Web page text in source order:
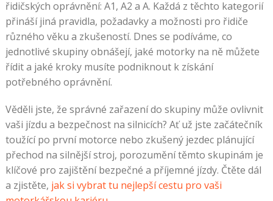
řidičských oprávnění: A1, A2 a A. Každá z těchto kategorií
přináší jiná pravidla, požadavky a možnosti pro řidiče
různého věku a zkušeností. Dnes se podíváme, co
jednotlivé skupiny obnášejí, jaké motorky na ně můžete
řídit a jaké kroky musíte podniknout k získání
potřebného oprávnění.
Věděli jste, že správné zařazení do skupiny může ovlivnit
vaši jízdu a bezpečnost na silnicích? Ať už jste začátečník
toužící po první motorce nebo zkušený jezdec plánující
přechod na silnější stroj, porozumění těmto skupinám je
klíčové pro zajištění bezpečné a příjemné jízdy. Čtěte dál
a zjistěte, jak si vybrat tu nejlepší cestu pro vaši